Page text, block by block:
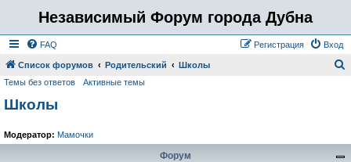
Независимый Форум города Дубна
FAQ Вход
Регистрация
Список форумов Родительский Школы
Темы без ответов Активные темы
Школы
Модератор: Мамочки
Форум